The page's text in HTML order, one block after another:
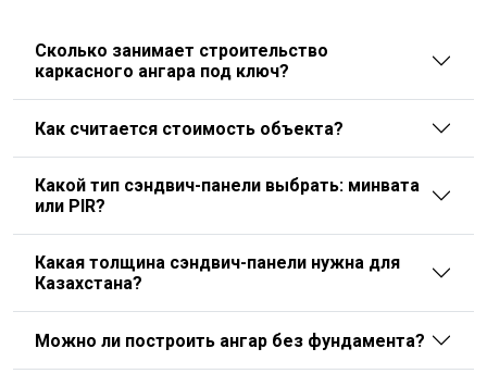
Сколько занимает строительство
каркасного ангара под ключ?
Как считается стоимость объекта?
Какой тип сэндвич-панели выбрать: минвата
или PIR?
Какая толщина сэндвич-панели нужна для
Казахстана?
Можно ли построить ангар без фундамента?